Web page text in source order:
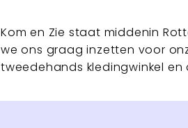
Kom en Zie staat middenin
we ons graag inzetten voor
tweedehands kledingwinkel en